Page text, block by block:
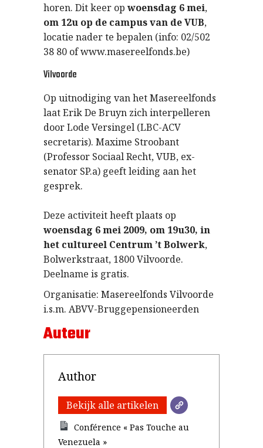
horen. Dit keer op woensdag 6 mei,
om 12u op de campus van de VUB,
locatie nader te bepalen (info: 02/502
38 80 of www.masereelfonds.be)
Vilvoorde
Op uitnodiging van het Masereelfonds
laat Erik De Bruyn zich interpelleren
door Lode Versingel (LBC-ACV
secretaris). Maxime Stroobant
(Professor Sociaal Recht, VUB, ex-
senator SP.a) geeft leiding aan het
gesprek.
Deze activiteit heeft plaats op
woensdag 6 mei 2009, om 19u30, in
het cultureel Centrum ’t Bolwerk,
Bolwerkstraat, 1800 Vilvoorde.
Deelname is gratis.
Organisatie: Masereelfonds Vilvoorde
i.s.m. ABVV-Bruggepensioneerden
Auteur
Author
Bekijk alle artikelen
Conférence « Pas Touche au
Venezuela »